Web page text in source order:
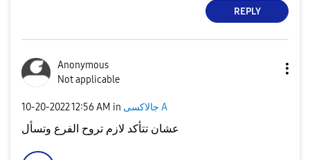
REPLY
Anonymous
Not applicable
‎10-20-202212:56 AM in جالاكسى A
عشان تتأكد لازم تروح الفرع وتسأل